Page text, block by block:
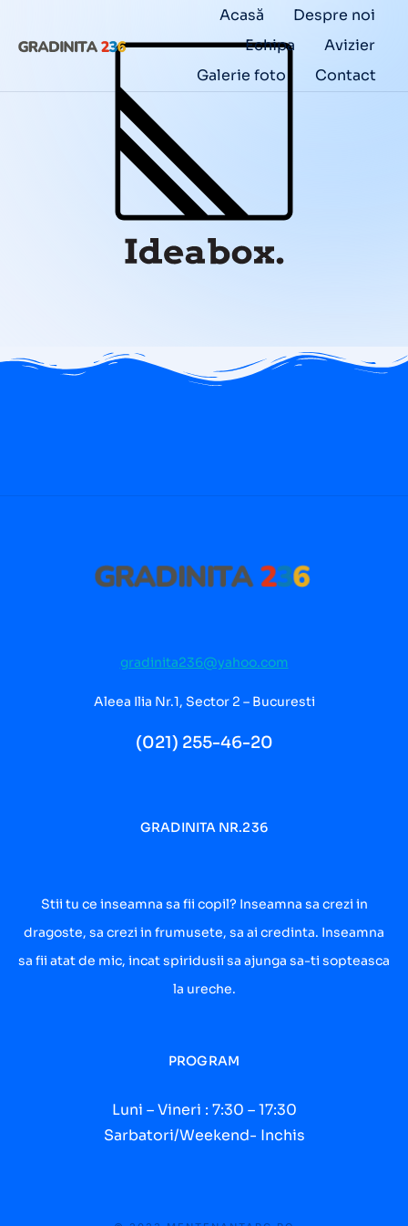
Acasă
Despre noi
Echipa
Avizier
Galerie foto
Contact
gradinita236@yahoo.com
Aleea Ilia Nr.1, Sector 2 – Bucuresti
(021) 255-46-20
GRADINITA NR.236
Stii tu ce inseamna sa fii copil? Inseamna sa crezi in
dragoste, sa crezi in frumusete, sa ai credinta. Inseamna
sa fii atat de mic, incat spiridusii sa ajunga sa-ti sopteasca
la ureche.
PROGRAM
Luni – Vineri : 7:30 – 17:30
Sarbatori/Weekend- Inchis